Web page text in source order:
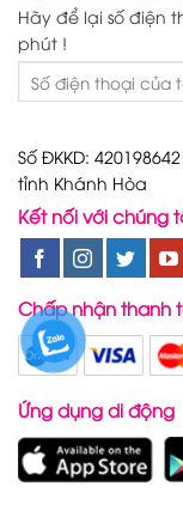
Hãy để lại số điện
phút !
Số ĐKKD:
tỉnh Khánh Hòa
Kết nối với chúng
Chấp nhận thanh
Ứng dụng di động